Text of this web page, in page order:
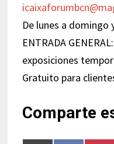
De lunes a domingo
ENTRADA
exposiciones
Gratuito para
Comparte